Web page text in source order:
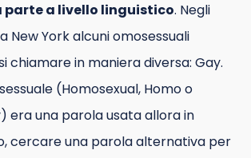
parte a livello linguistico. Negli
New York alcuni omosessuali
chiamare in maniera diversa: Gay.
(Homosexual, Homo o
era una parola usata allora in
cercare una parola alternativa per